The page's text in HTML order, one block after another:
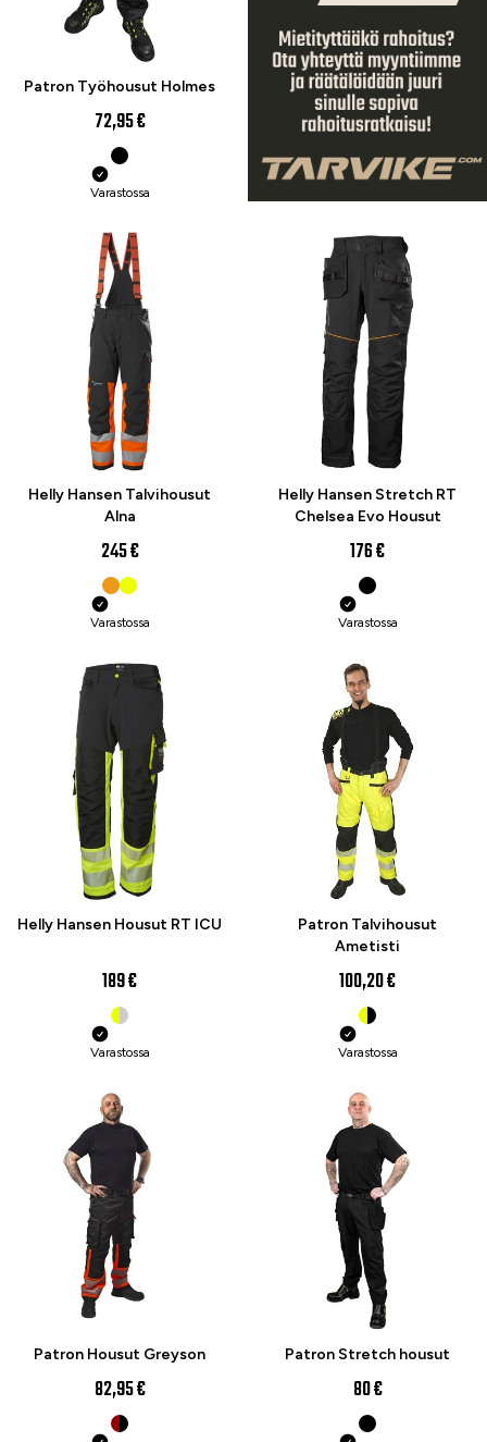
Patron Työhousut Holmes
72,95 €
Varastossa
Helly Hansen Talvihousut
Alna
245 €
Varastossa
Helly Hansen Stretch RT
Chelsea Evo Housut
176 €
Varastossa
Helly Hansen Housut RT ICU
189 €
Varastossa
Patron Talvihousut
Ametisti
100,20 €
Varastossa
Patron Housut Greyson
82,95 €
Patron Stretch housut
80 €